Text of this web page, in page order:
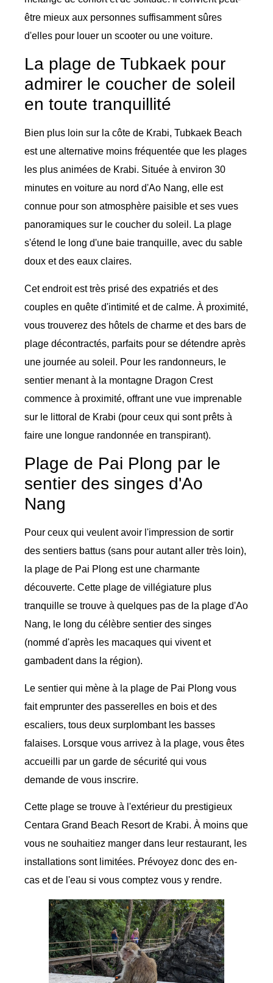
être mieux aux personnes suffisamment sûres
d'elles pour louer un scooter ou une voiture.
La plage de Tubkaek pour
admirer le coucher de soleil
en toute tranquillité
Bien plus loin sur la côte de Krabi, Tubkaek Beach
est une alternative moins fréquentée que les plages
les plus animées de Krabi. Située à environ 30
minutes en voiture au nord d'Ao Nang, elle est
connue pour son atmosphère paisible et ses vues
panoramiques sur le coucher du soleil. La plage
s'étend le long d'une baie tranquille, avec du sable
doux et des eaux claires.
Cet endroit est très prisé des expatriés et des
couples en quête d'intimité et de calme. À proximité,
vous trouverez des hôtels de charme et des bars de
plage décontractés, parfaits pour se détendre après
une journée au soleil. Pour les randonneurs, le
sentier menant à la montagne Dragon Crest
commence à proximité, offrant une vue imprenable
sur le littoral de Krabi (pour ceux qui sont prêts à
faire une longue randonnée en transpirant).
Plage de Pai Plong par le
sentier des singes d'Ao
Nang
Pour ceux qui veulent avoir l'impression de sortir
des sentiers battus (sans pour autant aller très loin),
la plage de Pai Plong est une charmante
découverte. Cette plage de villégiature plus
tranquille se trouve à quelques pas de la plage d'Ao
Nang, le long du célèbre sentier des singes
(nommé d'après les macaques qui vivent et
gambadent dans la région).
Le sentier qui mène à la plage de Pai Plong vous
fait emprunter des passerelles en bois et des
escaliers, tous deux surplombant les basses
falaises. Lorsque vous arrivez à la plage, vous êtes
accueilli par un garde de sécurité qui vous
demande de vous inscrire.
Cette plage se trouve à l'extérieur du prestigieux
Centara Grand Beach Resort de Krabi. À moins que
vous ne souhaitiez manger dans leur restaurant, les
installations sont limitées. Prévoyez donc des en-
cas et de l'eau si vous comptez vous y rendre.